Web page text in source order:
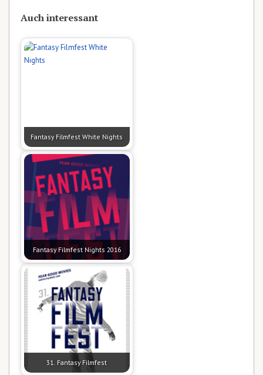
Auch interessant
Fantasy Filmfest White Nights
Fantasy Filmfest Nights 2016
31. Fantasy Filmfest